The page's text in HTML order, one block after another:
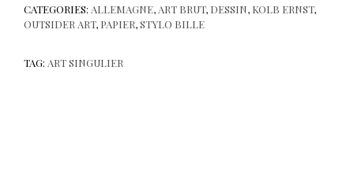
CATEGORIES: ALLEMAGNE, ART BRUT, DESSIN, KOLB ERNST,
OUTSIDER ART, PAPIER,STYLO BILLE
TAG: ART SINGULIER